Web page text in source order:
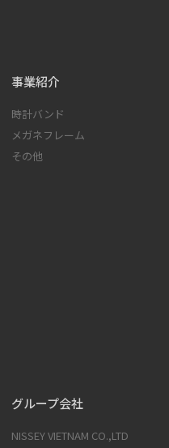
事業紹介
時計バンド
メガネフレーム
その他
グループ会社
NISSEY VIETNAM CO.,LTD